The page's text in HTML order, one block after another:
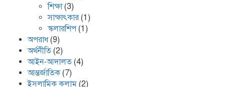
বিদ্যালয়ের ভারপ্রাপ্ত প্রধান শিক্ষকসহ ২ জনের
বিরুদ্ধে চাঁদাবাজির মামলা
শিক্ষা(3)
সাক্ষাৎকার (1)
স্কলারশিপ (1)
অপরাধ(9)
অর্থনীতি (2)
আইন-আদালত (4)
আন্তর্জাতিক(7)
ইসলামিক কলাম (2)